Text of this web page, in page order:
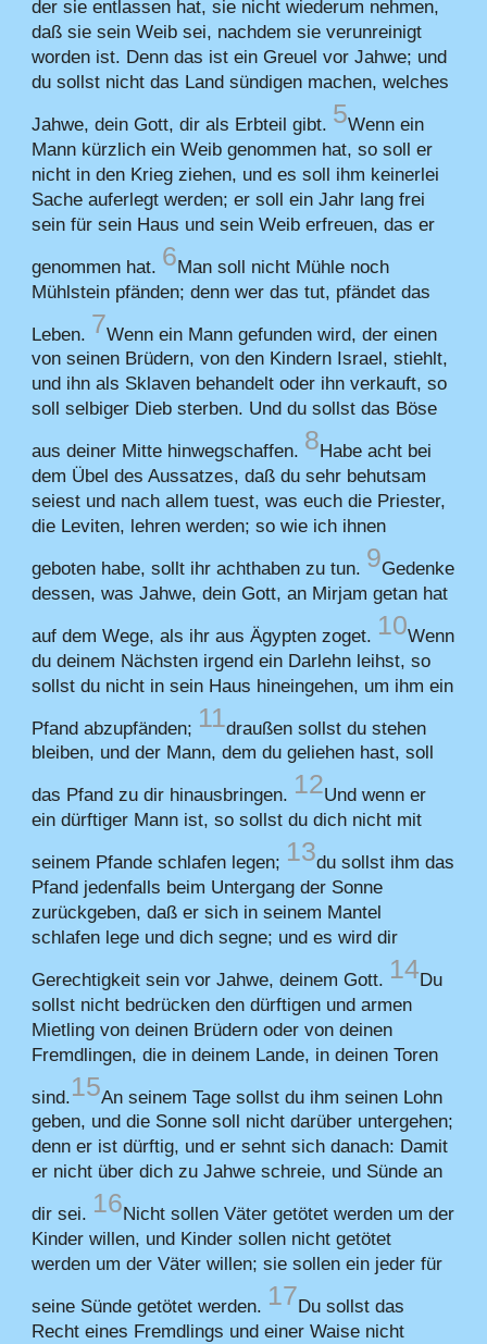
der sie entlassen hat, sie nicht wiederum nehmen,
daß sie sein Weib sei, nachdem sie verunreinigt
worden ist. Denn das ist ein Greuel vor Jahwe; und
du sollst nicht das Land sündigen machen, welches
Jahwe, dein Gott, dir als Erbteil gibt. 5Wenn ein
Mann kürzlich ein Weib genommen hat, so soll er
nicht in den Krieg ziehen, und es soll ihm keinerlei
Sache auferlegt werden; er soll ein Jahr lang frei
sein für sein Haus und sein Weib erfreuen, das er
genommen hat. 6Man soll nicht Mühle noch
Mühlstein pfänden; denn wer das tut, pfändet das
Leben. 7Wenn ein Mann gefunden wird, der einen
von seinen Brüdern, von den Kindern Israel, stiehlt,
und ihn als Sklaven behandelt oder ihn verkauft, so
soll selbiger Dieb sterben. Und du sollst das Böse
aus deiner Mitte hinwegschaffen. 8Habe acht bei
dem Übel des Aussatzes, daß du sehr behutsam
seiest und nach allem tuest, was euch die Priester,
die Leviten, lehren werden; so wie ich ihnen
geboten habe, sollt ihr achthaben zu tun. 9Gedenke
dessen, was Jahwe, dein Gott, an Mirjam getan hat
auf dem Wege, als ihr aus Ägypten zoget. 10Wenn
du deinem Nächsten irgend ein Darlehn leihst, so
sollst du nicht in sein Haus hineingehen, um ihm ein
Pfand abzupfänden; 11draußen sollst du stehen
bleiben, und der Mann, dem du geliehen hast, soll
das Pfand zu dir hinausbringen. 12Und wenn er
ein dürftiger Mann ist, so sollst du dich nicht mit
seinem Pfande schlafen legen; 13du sollst ihm das
Pfand jedenfalls beim Untergang der Sonne
zurückgeben, daß er sich in seinem Mantel
schlafen lege und dich segne; und es wird dir
Gerechtigkeit sein vor Jahwe, deinem Gott. 14Du
sollst nicht bedrücken den dürftigen und armen
Mietling von deinen Brüdern oder von deinen
Fremdlingen, die in deinem Lande, in deinen Toren
sind.15An seinem Tage sollst du ihm seinen Lohn
geben, und die Sonne soll nicht darüber untergehen;
denn er ist dürftig, und er sehnt sich danach: Damit
er nicht über dich zu Jahwe schreie, und Sünde an
dir sei. 16Nicht sollen Väter getötet werden um der
Kinder willen, und Kinder sollen nicht getötet
werden um der Väter willen; sie sollen ein jeder für
seine Sünde getötet werden. 17Du sollst das
Recht eines Fremdlings und einer Waise nicht